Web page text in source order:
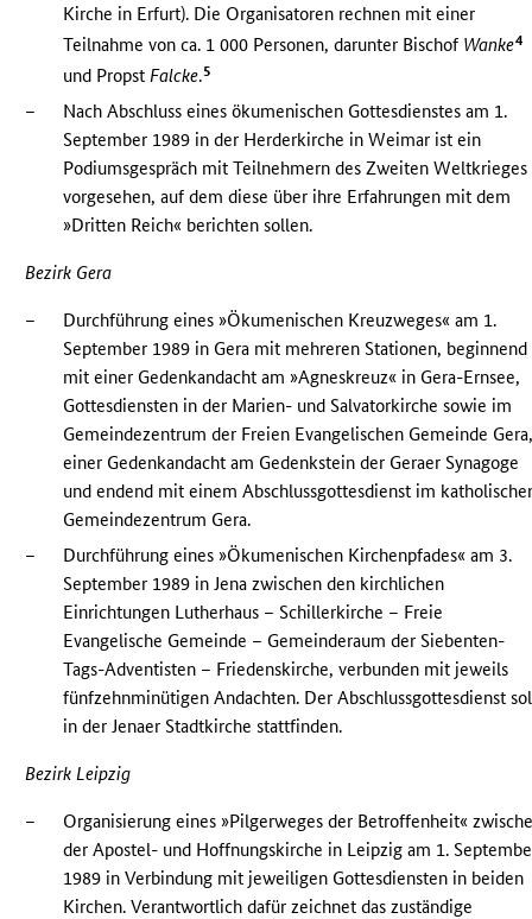
Kirche in Erfurt). Die Organisatoren rechnen mit einer
Teilnahme von ca. 1 000 Personen, darunter Bischof Wanke4
und Propst Falcke.5
–
Nach Abschluss eines ökumenischen Gottesdienstes am 1.
September 1989 in der Herderkirche in Weimar ist ein
Podiumsgespräch mit Teilnehmern des Zweiten Weltkrieges
vorgesehen, auf dem diese über ihre Erfahrungen mit dem
»Dritten Reich« berichten sollen.
Bezirk Gera
–
Durchführung eines »Ökumenischen Kreuzweges« am 1.
September 1989 in Gera mit mehreren Stationen, beginnend
mit einer Gedenkandacht am »Agneskreuz« in Gera-Ernsee,
Gottesdiensten in der Marien- und Salvatorkirche sowie im
Gemeindezentrum der Freien Evangelischen Gemeinde
einer Gedenkandacht am Gedenkstein der Geraer Synagoge
und endend mit einem Abschlussgottesdienst im
Gemeindezentrum Gera.
–
Durchführung eines »Ökumenischen Kirchenpfades« am 3.
September 1989 in Jena zwischen den kirchlichen
Einrichtungen Lutherhaus – Schillerkirche – Freie
Evangelische Gemeinde – Gemeinderaum der Siebenten-
Tags-Adventisten – Friedenskirche, verbunden mit jeweils
fünfzehnminütigen Andachten. Der Abschlussgottesdienst
in der Jenaer Stadtkirche stattfinden.
Bezirk Leipzig
–
Organisierung eines »Pilgerweges der Betroffenheit«
der Apostel- und Hoffnungskirche in Leipzig am 1.
1989 in Verbindung mit jeweiligen Gottesdiensten in beiden
Kirchen. Verantwortlich dafür zeichnet das zuständige